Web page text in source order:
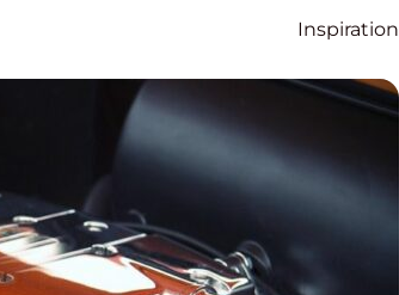
Inspiration